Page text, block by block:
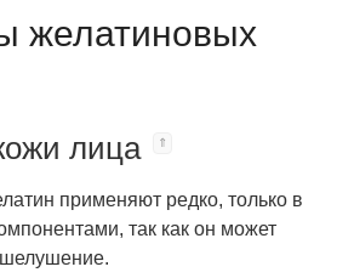
желатиновых
лица
применяют редко, только в
так как он может
шелушение.